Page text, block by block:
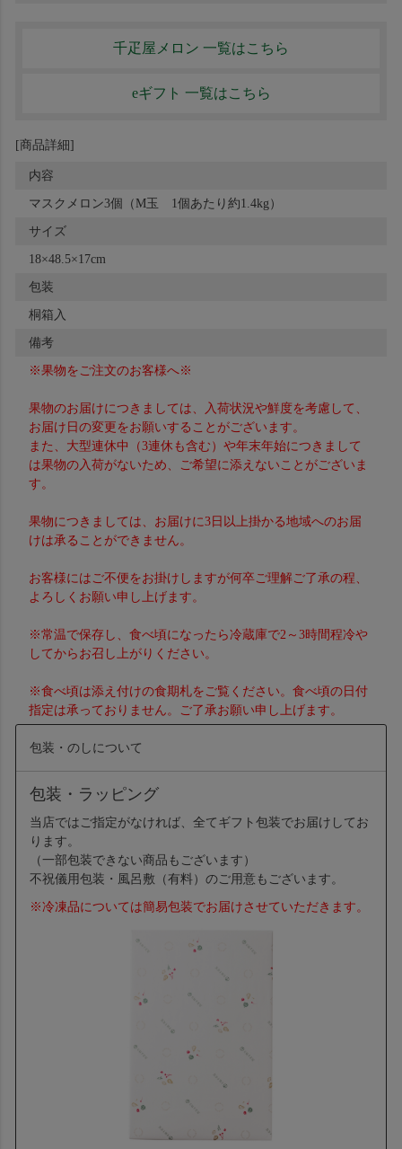
千疋屋メロン 一覧はこちら
eギフト 一覧はこちら
[商品詳細]
内容
マスクメロン3個（M玉 1個あたり約1.4kg）
サイズ
18×48.5×17cm
包装
桐箱入
備考
※果物をご注文のお客様へ※
果物のお届けにつきましては、入荷状況や鮮度を考慮して、
お届け日の変更をお願いすることがございます。
また、大型連休中（3連休も含む）や年末年始につきまして
は果物の入荷がないため、ご希望に添えないことがございま
す。
果物につきましては、お届けに3日以上掛かる地域へのお届
けは承ることができません。
お客様にはご不便をお掛けしますが何卒ご理解ご了承の程、
よろしくお願い申し上げます。
※常温で保存し、食べ頃になったら冷蔵庫で2～3時間程冷や
してからお召し上がりください。
※食べ頃は添え付けの食期札をご覧ください。食べ頃の日付
指定は承っておりません。ご了承お願い申し上げます。
包装・のしについて
包装・ラッピング
当店ではご指定がなければ、全てギフト包装でお届けしてお
ります。
（一部包装できない商品もございます）
不祝儀用包装・風呂敷（有料）のご用意もございます。
※冷凍品については簡易包装でお届けさせていただきます。